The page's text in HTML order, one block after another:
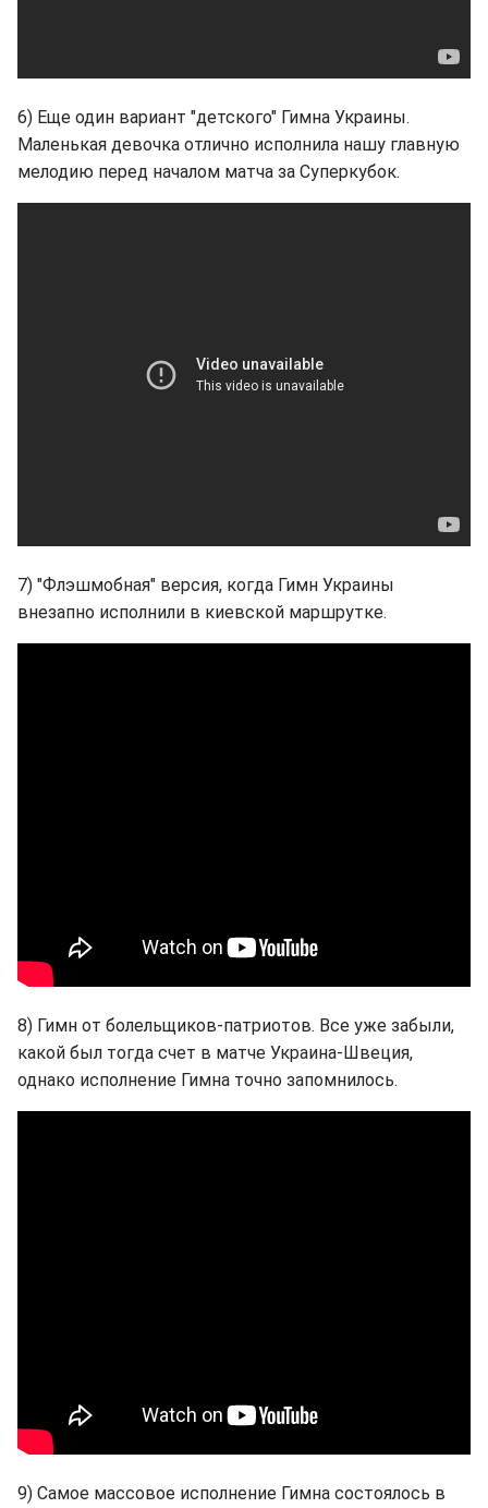
6) Еще один вариант "детского" Гимна Украины.
Маленькая девочка отлично исполнила нашу главную
мелодию перед началом матча за Суперкубок.
7) "Флэшмобная" версия, когда Гимн Украины
внезапно исполнили в киевской маршрутке.
8) Гимн от болельщиков-патриотов. Все уже забыли,
какой был тогда счет в матче Украина-Швеция,
однако исполнение Гимна точно запомнилось.
9) Самое массовое исполнение Гимна состоялось в